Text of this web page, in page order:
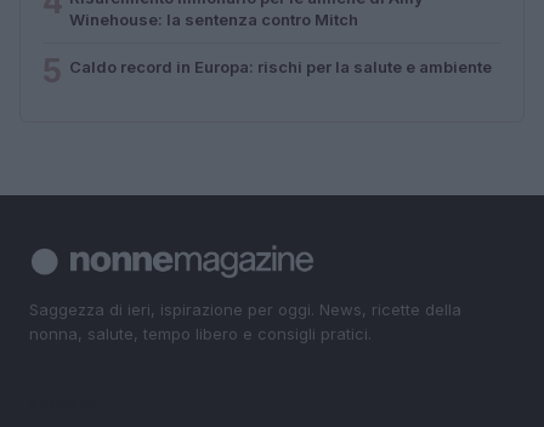
Winehouse: la sentenza contro Mitch
Caldo record in Europa: rischi per la salute e ambiente
Saggezza di ieri, ispirazione per oggi. News, ricette della
nonna, salute, tempo libero e consigli pratici.